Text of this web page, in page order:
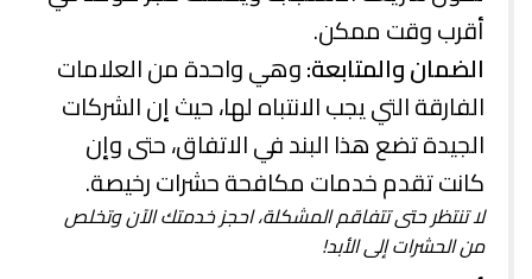
أقرب وقت ممكن.
الضمان والمتابعة:وهيواحدة من العلامات
الفارقة التي يجب الانتباه لها، حيث إن الشركات
الجيدة تضع هذا البند في الاتفاق، حتى وإن
كانت تقدم خدمات مكافحة حشرات رخيصة.
لا تنتظر حتى تتفاقم المشكلة، احجز خدمتك الآن وتخلص
من الحشرات إلى الأبد!